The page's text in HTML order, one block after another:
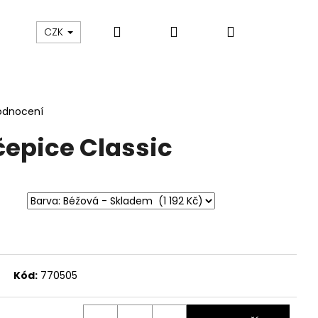
O nás Blog Údržba oblečení
CZK Hledat PřihlášeníNákupní
Classic
Kód: 770505